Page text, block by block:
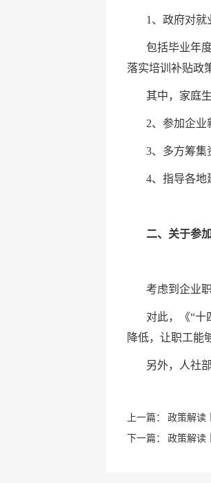
1、政府对就
包括毕业年
落实培训补贴政
其中，家庭
2、参加企
3、多方筹集
4、指导各地
二、关于参
考虑到企业
对此，《“
降低，让职工能
另外，人社
上一篇： 政策解读
下一篇： 政策解读